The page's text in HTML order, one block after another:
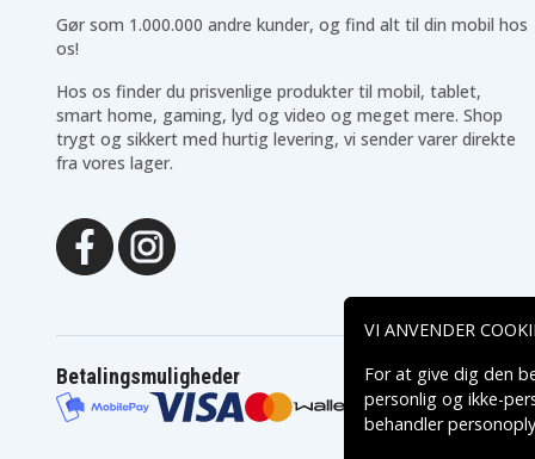
Gør som 1.000.000 andre kunder, og find alt til din mobil hos
os!
Hos os finder du prisvenlige produkter til mobil, tablet,
smart home, gaming, lyd og video og meget mere. Shop
trygt og sikkert med hurtig levering, vi sender varer direkte
fra vores lager.
Betalingsmuligheder
VI ANVENDER
For at give dig den
personlig og ikke-
behandler